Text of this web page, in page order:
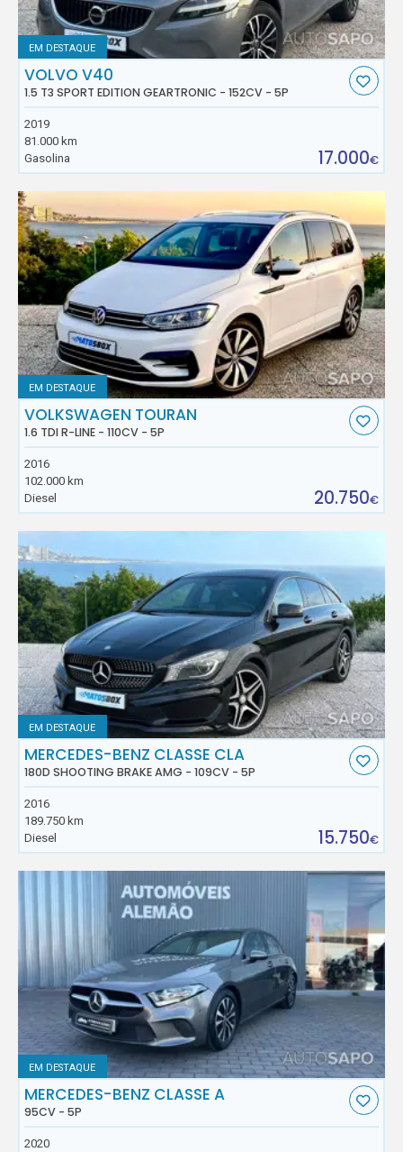
EM DESTAQUE
VOLVO V40
1.5 T3 SPORT EDITION GEARTRONIC - 152CV - 5P
2019
81.000 km
Gasolina
17.000€
EM DESTAQUE
VOLKSWAGEN TOURAN
1.6 TDI R-LINE - 110CV - 5P
2016
102.000 km
Diesel
20.750€
EM DESTAQUE
MERCEDES-BENZ CLASSE CLA
180D SHOOTING BRAKE AMG - 109CV - 5P
2016
189.750 km
Diesel
15.750€
EM DESTAQUE
MERCEDES-BENZ CLASSE A
95CV - 5P
2020